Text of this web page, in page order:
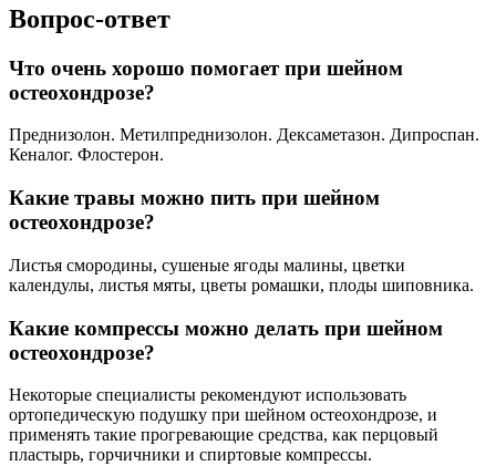
Вопрос-ответ
Что очень хорошо помогает при шейном
остеохондрозе?
Преднизолон. Метилпреднизолон. Дексаметазон. Дипроспан.
Кеналог. Флостерон.
Какие травы можно пить при шейном
остеохондрозе?
Листья смородины, сушеные ягоды малины, цветки
календулы, листья мяты, цветы ромашки, плоды шиповника.
Какие компрессы можно делать при шейном
остеохондрозе?
Некоторые специалисты рекомендуют использовать
ортопедическую подушку при шейном остеохондрозе, и
применять такие прогревающие средства, как перцовый
пластырь, горчичники и спиртовые компрессы.